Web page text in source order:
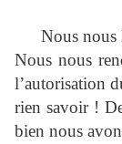
Nous
Nous nous
l’autorisation
rien savoir !
bien nous